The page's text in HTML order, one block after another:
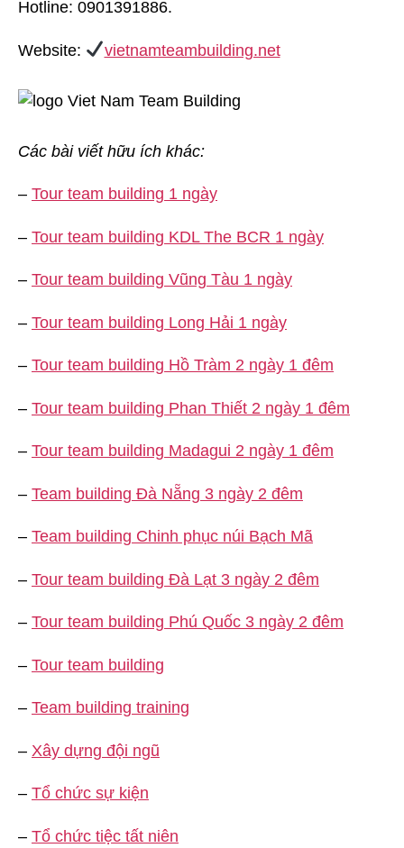
Hotline: 0901391886.
Website: vietnamteambuilding.net
Các bài viết hữu ích khác:
– Tour team building 1 ngày
– Tour team building KDL The BCR 1 ngày
– Tour team building Vũng Tàu 1 ngày
– Tour team building Long Hải 1 ngày
– Tour team building Hồ Tràm 2 ngày 1 đêm
– Tour team building Phan Thiết 2 ngày 1 đêm
– Tour team building Madagui 2 ngày 1 đêm
– Team building Đà Nẵng 3 ngày 2 đêm
– Team building Chinh phục núi Bạch Mã
– Tour team building Đà Lạt 3 ngày 2 đêm
– Tour team building Phú Quốc 3 ngày 2 đêm
– Tour team building
– Team building training
– Xây dựng đội ngũ
– Tổ chức sự kiện
– Tổ chức tiệc tất niên